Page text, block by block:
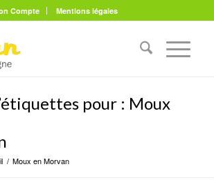
Compte Mentions légales
pour : Moux
/ Moux en Morvan